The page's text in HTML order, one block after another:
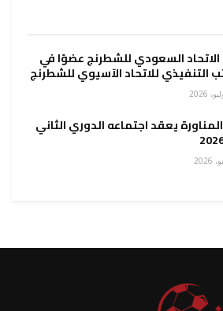
السعودي للشطرنج عضوًا في
التنفيذي للاتحاد الآسيوي للشطرنج
يعقد اجتماعه الدوري الثاني